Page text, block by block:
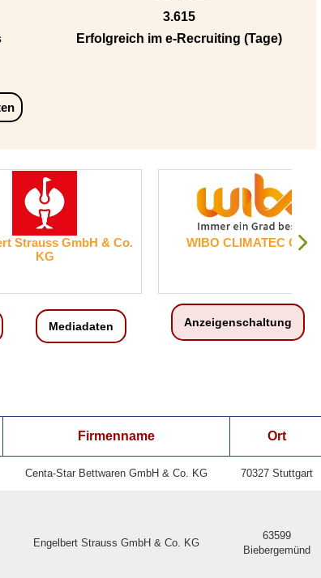
3.615
Erfolgreich im e-Recruiting (Tage)
CLIMATEC GmbH
RINGANA Logistics
Mediadaten Anzeigenschaltung
Firmenname Ort
Centa-Star Bettwaren GmbH & Co. KG 70327 Stuttgart
Engelbert Strauss GmbH & Co. KG
63599
Biebergemünd